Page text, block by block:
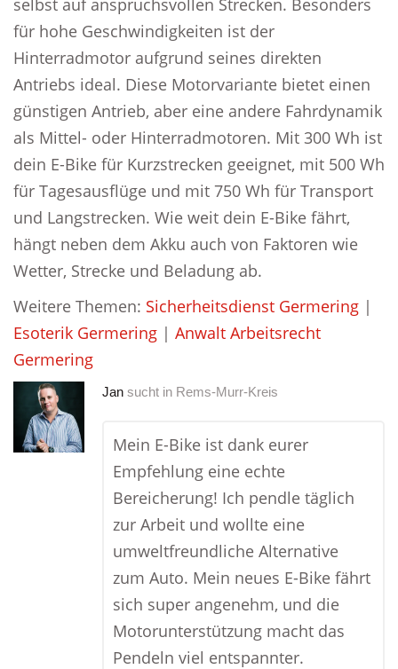
selbst auf anspruchsvollen Strecken. Besonders
für hohe Geschwindigkeiten ist der
Hinterradmotor aufgrund seines direkten
Antriebs ideal. Diese Motorvariante bietet einen
günstigen Antrieb, aber eine andere Fahrdynamik
als Mittel- oder Hinterradmotoren. Mit 300 Wh ist
dein E-Bike für Kurzstrecken geeignet, mit 500 Wh
für Tagesausflüge und mit 750 Wh für Transport
und Langstrecken. Wie weit dein E-Bike fährt,
hängt neben dem Akku auch von Faktoren wie
Wetter, Strecke und Beladung ab.
Weitere Themen: Sicherheitsdienst Germering |
Esoterik Germering | Anwalt Arbeitsrecht
Germering
Jan sucht in Rems-Murr-Kreis
Mein E-Bike ist dank eurer
Empfehlung eine echte
Bereicherung! Ich pendle täglich
zur Arbeit und wollte eine
umweltfreundliche Alternative
zum Auto. Mein neues E-Bike fährt
sich super angenehm, und die
Motorunterstützung macht das
Pendeln viel entspannter.